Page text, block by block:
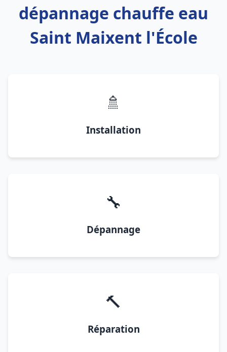
dépannage chauffe eau
Saint Maixent l'École
🚿
Installation
🔧
Dépannage
🔨
Réparation